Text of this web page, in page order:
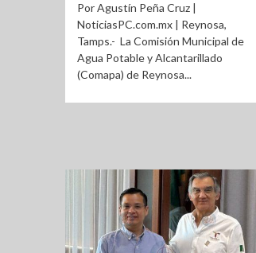
Por Agustín Peña Cruz |
NoticiasPC.com.mx | Reynosa,
Tamps.- La Comisión Municipal de
Agua Potable y Alcantarillado
(Comapa) de Reynosa...